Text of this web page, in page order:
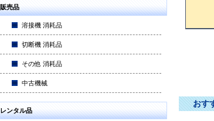
販売品
溶接機 消耗品
切断機 消耗品
その他 消耗品
中古機械
レンタル品
おす